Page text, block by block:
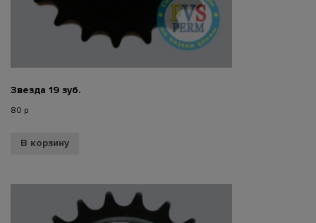
Звезда 19 зуб.
80 р
В корзину